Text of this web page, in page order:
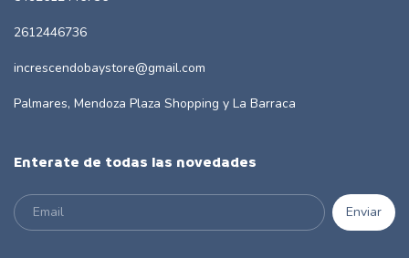
2612446736
increscendobaystore@gmail.com
Palmares, Mendoza Plaza Shopping y La Barraca
Enterate de todas las novedades